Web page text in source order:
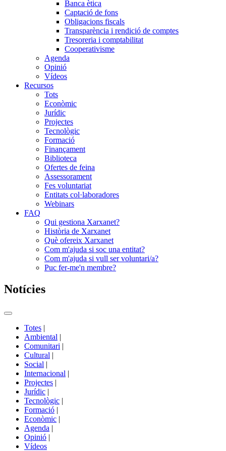
Banca ètica
Captació de fons
Obligacions fiscals
Transparència i rendició de comptes
Tresoreria i comptabilitat
Cooperativisme
Agenda
Opinió
Vídeos
Recursos
Tots
Econòmic
Jurídic
Projectes
Tecnològic
Formació
Finançament
Biblioteca
Ofertes de feina
Assessorament
Fes voluntariat
Entitats col·laboradores
Webinars
FAQ
Qui gestiona Xarxanet?
Història de Xarxanet
Què ofereix Xarxanet
Com m'ajuda si soc una entitat?
Com m'ajuda si vull ser voluntari/a?
Puc fer-me'n membre?
Notícies
Commutador
portals
Totes |
Ambiental |
Comunitari |
Cultural |
Social |
Internacional |
Projectes |
Jurídic |
Tecnològic |
Formació |
Econòmic |
Agenda |
Opinió |
Vídeos